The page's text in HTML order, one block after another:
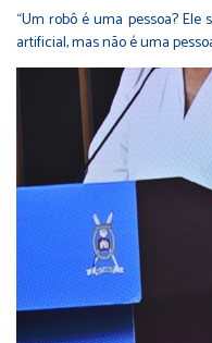
“Um robô é uma pessoa?
artificial, mas não é uma